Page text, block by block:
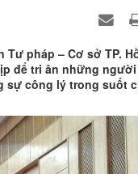
Tư pháp – Cơ sở TP.
để tri ân những người
công lý trong suốt